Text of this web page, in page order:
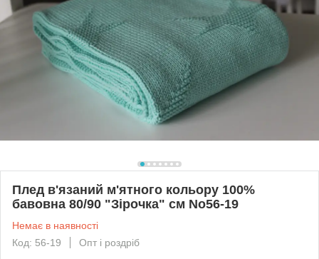
Плед в'язаний м'ятного кольору 100%
бавовна 80/90 "Зірочка" см No56-19
Немає в наявності
Код: 56-19
Опт і роздріб